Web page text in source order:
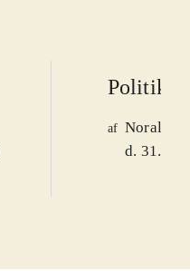
Politiken
af Noralv
d. 31.